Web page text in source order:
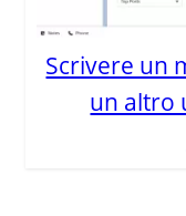
Scrivere un
un altro